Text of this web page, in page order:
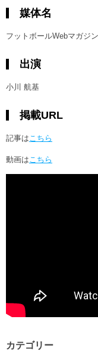
横浜FCスポーツクラブ
ニッパツ横浜FCシー
ゲームスチュワード
学生インターンシップ
クラブメンバー
育成ビジョン
試合日程・結果
アカデミー選手
アカデミースタッフ
チアスクール
パートナー
パートナー一覧
あしながドリーム基金
お問い合わせ
媒体名
フットボールWebマガジン
出演
小川 航基
掲載URL
記事は こちら
動画は こちら
カテゴリー